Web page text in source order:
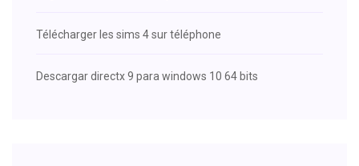
Télécharger les sims 4 sur téléphone
Descargar directx 9 para windows 10 64 bits